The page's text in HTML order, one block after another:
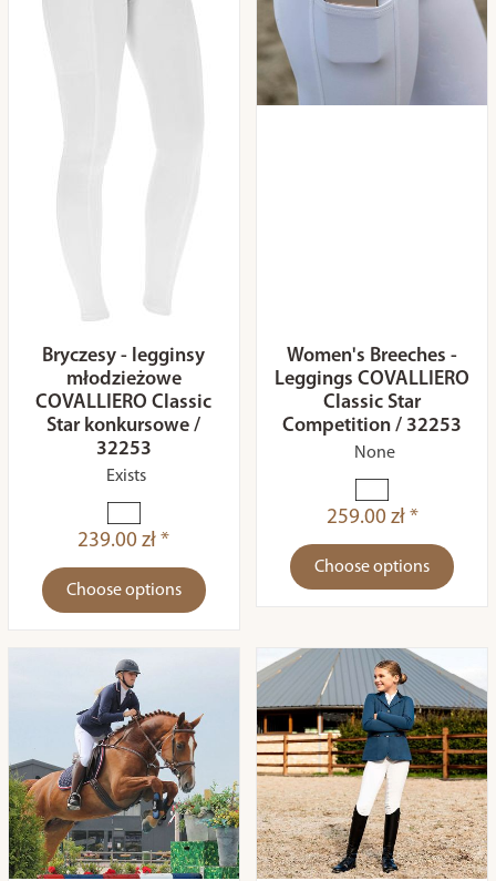
Bryczesy - legginsy
młodzieżowe
COVALLIERO Classic
Star konkursowe /
32253
Exists
239.00 zł *
Choose options
Women's Breeches -
Leggings COVALLIERO
Classic Star
Competition / 32253
None
259.00 zł *
Choose options